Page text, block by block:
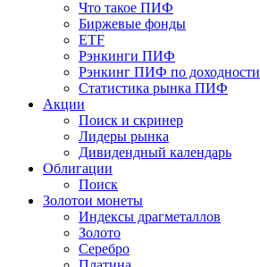
Что такое ПИФ
Биржевые фонды
ETF
Рэнкинги ПИФ
Рэнкинг ПИФ по доходности
Статистика рынка ПИФ
Акции
Поиск и скринер
Лидеры рынка
Дивидендный календарь
Облигации
Поиск
Золотои монеты
Индексы драгметаллов
Золото
Серебро